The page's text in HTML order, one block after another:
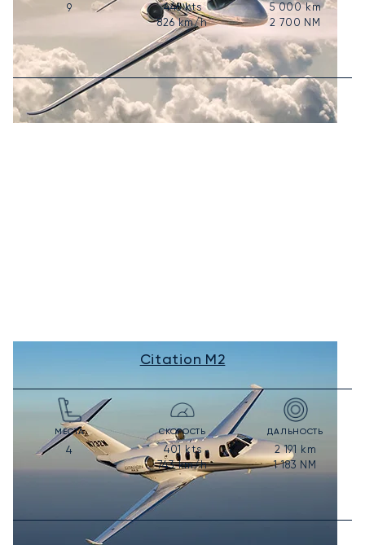
9 446kts
826km/h
5 000km
2 700 NM
Citation M2
МЕСТА
4
СКОРОСТЬ
401kts
743km/h
ДАЛЬНОСТЬ
2 191 km
1 183 NM